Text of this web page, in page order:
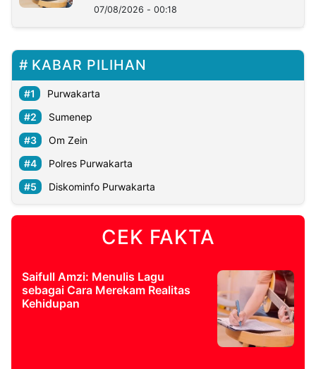
07/08/2026 - 00:18
KABAR PILIHAN
Purwakarta
Sumenep
Om Zein
Polres Purwakarta
Diskominfo Purwakarta
CEK FAKTA
Saifull Amzi: Menulis Lagu
sebagai Cara Merekam Realitas
Kehidupan